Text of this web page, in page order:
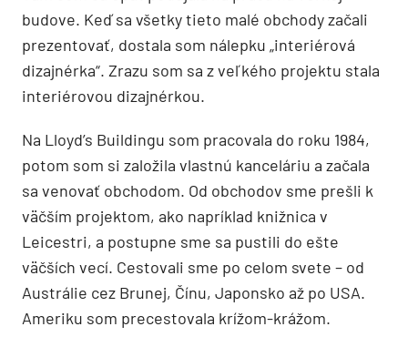
budove. Keď sa všetky tieto malé obchody začali
prezentovať, dostala som nálepku „interiérová
dizajnérka“. Zrazu som sa z veľkého projektu stala
interiérovou dizajnérkou.
Na Lloyd’s Buildingu som pracovala do roku 1984,
potom som si založila vlastnú kanceláriu a začala
sa venovať obchodom. Od obchodov sme prešli k
väčším projektom, ako napríklad knižnica v
Leicestri, a postupne sme sa pustili do ešte
väčších vecí. Cestovali sme po celom svete – od
Austrálie cez Brunej, Čínu, Japonsko až po USA.
Ameriku som precestovala krížom-krážom.